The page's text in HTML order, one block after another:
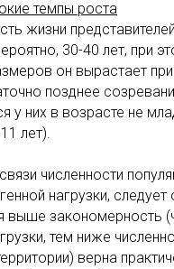
темпы роста
жизни
30-40 лет, при
он вырастает
позднее
у них в возрасте не
лет).
численности
нагрузки, следует
выше закономерность
тем ниже
верна